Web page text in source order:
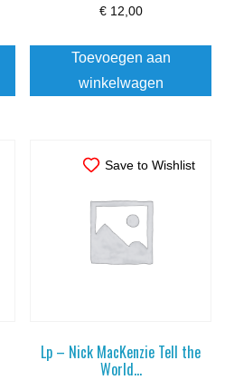
€12,00
Toevoegen aan
winkelwagen
Save to Wishlist
Lp – Nick MacKenzie Tell the
World…